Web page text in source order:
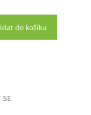
do košíku
SE